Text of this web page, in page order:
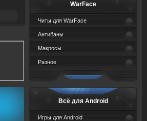
WarFace
Читы для WarFace
Антибаны
Макросы
Разное
Всё для Android
Игры для Android